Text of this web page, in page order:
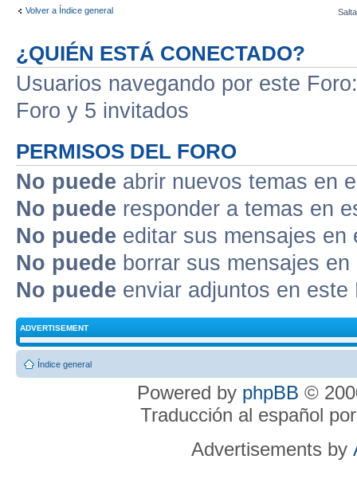
Volver a Índice general
¿QUIÉN ESTÁ CONECTADO?
Usuarios navegando por este
Foro y 5 invitados
PERMISOS DEL FORO
No puede abrir nuevos temas en
No puede responder a temas en
No puede editar sus mensajes en
No puede borrar sus mensajes
No puede enviar adjuntos en este
ADVERTISEMENT
Índice general
Powered by phpBB ©
Traducción al español
Advertisements by